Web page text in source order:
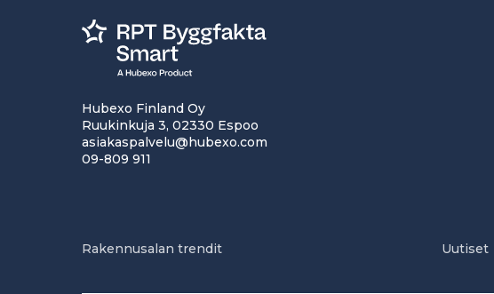
Hubexo Finland Oy
Ruukinkuja 3, 02330 Espoo
asiakaspalvelu@hubexo.com
09-809 911
Rakennusalan trendit Uutiset